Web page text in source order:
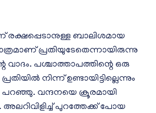
രക്ഷപ്പെടാനുള്ള ബാലിശമായ
പ്രതിയുടേതെന്നായിരുന്നു
വാദം. പശ്ചാത്താപത്തിന്റെ ഒരു
നിന്ന് ഉണ്ടായിട്ടില്ലെന്നും
വന്ദനയെ ക്രൂരമായി
പുറത്തേക്ക് പോയ